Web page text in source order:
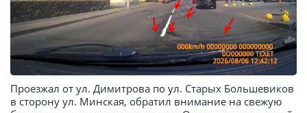
Проезжал от ул. Димитрова по ул. Старых Большевиков
в сторону ул. Минская, обратил внимание на свежую